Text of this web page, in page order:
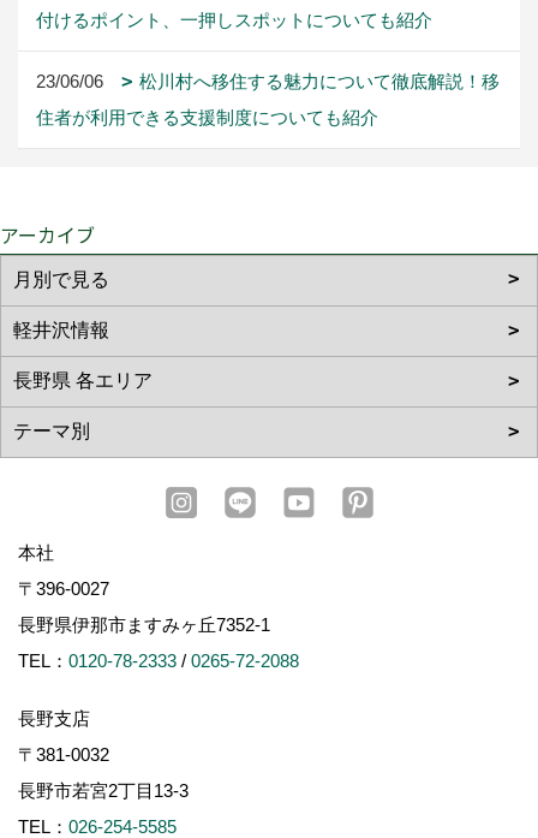
付けるポイント、一押しスポットについても紹介
23/06/06
松川村へ移住する魅力について徹底解説！移
住者が利用できる支援制度についても紹介
アーカイブ
本社
〒396-0027
長野県伊那市ますみヶ丘7352-1
TEL： 0120-78-2333 / 0265-72-2088
長野支店
〒381-0032
長野市若宮2丁目13-3
TEL： 026-254-5585